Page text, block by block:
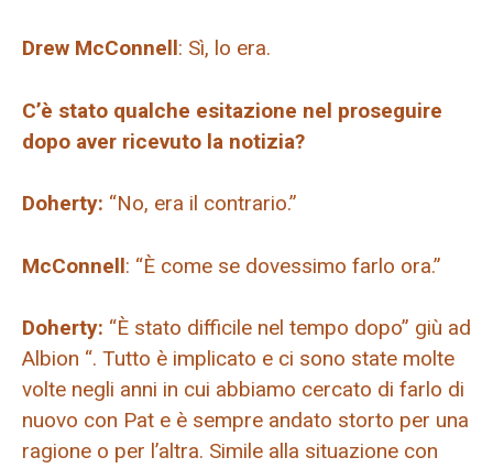
Drew McConnell: Sì, lo era.
C’è stato qualche esitazione nel proseguire
dopo aver ricevuto la notizia?
Doherty: “No, era il contrario.”
McConnell: “È come se dovessimo farlo ora.”
Doherty: “È stato difficile nel tempo dopo” giù ad
Albion “. Tutto è implicato e ci sono state molte
volte negli anni in cui abbiamo cercato di farlo di
nuovo con Pat e è sempre andato storto per una
ragione o per l’altra. Simile alla situazione con